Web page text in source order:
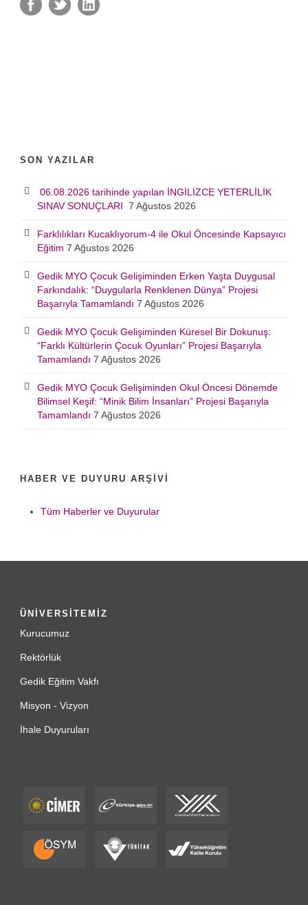
SON YAZILAR
06.08.2026 tarihinde yapılan İNGİLİZCE YETERLİLİK
SINAV SONUÇLARI 7 Ağustos 2026
Farklılıkları Kucaklıyorum-4 ile Okul Öncesinde Kapsayıcı
Eğitim 7 Ağustos 2026
Gedik MYO Çocuk Gelişiminden Erken Yaşta Duygusal
Farkındalık: “Duygularla Renklenen Dünya” Projesi
Başarıyla Tamamlandı 7 Ağustos 2026
Gedik MYO Çocuk Gelişiminden Küresel Bir Dokunuş:
“Farklı Kültürlerin Çocuk Oyunları” Projesi Başarıyla
Tamamlandı 7 Ağustos 2026
Gedik MYO Çocuk Gelişiminden Okul Öncesi Dönemde
Bilimsel Keşif: “Minik Bilim İnsanları” Projesi Başarıyla
Tamamlandı 7 Ağustos 2026
HABER VE DUYURU ARŞIVI
Tüm Haberler ve Duyurular
ÜNİVERSİTEMİZ
Kurucumuz
Rektörlük
Gedik Eğitim Vakfı
Misyon - Vizyon
İhale Duyuruları